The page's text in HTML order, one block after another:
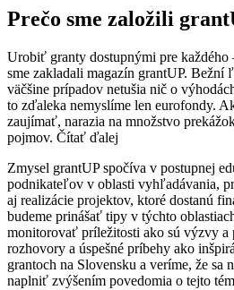
Prečo sme založili
Urobiť granty dostupnými pre každého
sme zakladali magazín grantUP. Bežní
väčšine prípadov netušia nič o
to zďaleka nemyslíme len eurofondy.
zaujímať, narazia na množstvo
pojmov. Čítať ďalej
Zmysel grantUP spočíva v postupnej
podnikateľov v oblasti vyhľadávania,
aj realizácie projektov, ktoré dostanú
budeme prinášať tipy v týchto
monitorovať príležitosti ako sú výzvy a
rozhovory a úspešné príbehy ako
grantoch na Slovensku a veríme, že sa
naplniť zvýšením povedomia o tejto